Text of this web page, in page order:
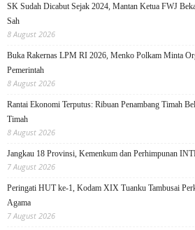
SK Sudah Dicabut Sejak 2024, Mantan Ketua FWJ
Sah
8 August 2026
Buka Rakernas LPM RI 2026, Menko Polkam Minta
Pemerintah
8 August 2026
Rantai Ekonomi Terputus: Ribuan Penambang Timah
Timah
8 August 2026
Jangkau 18 Provinsi, Kemenkum dan Perhimpunan
7 August 2026
Peringati HUT ke-1, Kodam XIX Tuanku Tambusai
Agama
7 August 2026